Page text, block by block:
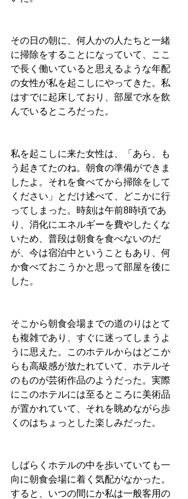
その日の朝に、何人かの人たちと一緒
に掃除をすることになっていて、ここ
で長く働いていると思えるような年配
の女性が私を起こしにやってきた。私
はすでに起床しており、部屋で水を飲
んでいるところだった。
私を起こしに来た女性は、「あら、も
う起きてたのね。朝食の準備ができま
したよ。それを食べてから掃除をして
ください」とだけ述べて、どこかに行
ってしまった。時刻は午前8時頃であ
り、消化にエネルギーを費やしたくな
いため、普段は朝食を食べないのだ
が、今は宿泊中ということもあり、何
か食べておこうかと思って部屋を後に
した。
そこから朝食会場までの道のりはとて
も複雑であり、すぐに迷ってしまうよ
うに思えた。このホテルからはどこか
らも高級感が放たれていて、ホテルそ
のものが芸術作品のようだった。実際
にこのホテルには至るところに美術品
が置かれていて、それを眺めながら歩
くのはちょっとした楽しみだった。
しばらくホテルの中を歩いていても一
向に朝食会場に着く気配がなかった。
すると、いつの間にか私は一般客用の